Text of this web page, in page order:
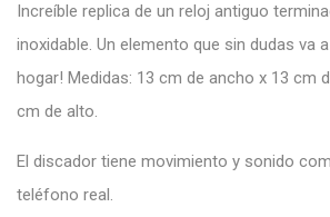
Increíble replica de un reloj antiguo
inoxidable. Un elemento que sin dudas va
hogar! Medidas: 13 cm de ancho x 13 cm
cm de alto.
El discador tiene movimiento y sonido
teléfono real.